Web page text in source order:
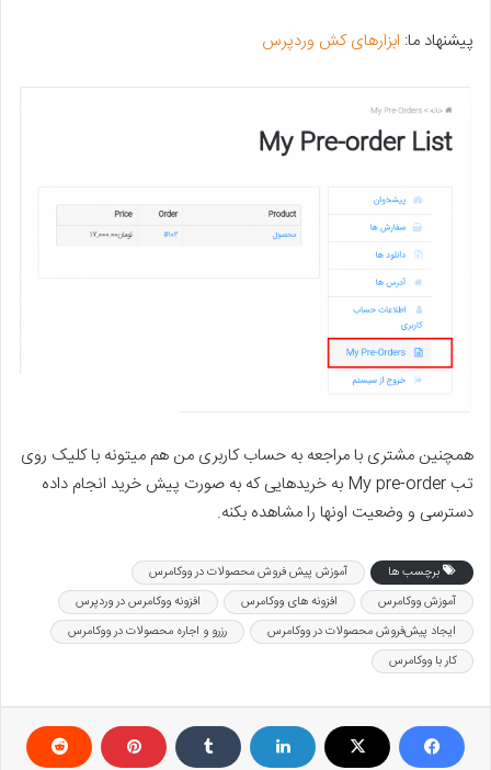
پیشنهاد ما: ابزارهای کش وردپرس
همچنین مشتری با مراجعه به حساب کاربری من هم میتونه با کلیک روی
تب My pre-order به خریدهایی که به صورت پیش خرید انجام داده
دسترسی و وضعیت اونها را مشاهده بکنه.
برچسب ها
آموزش پیش فروش محصولات در ووکامرس
آموزش ووکامرس
افزونه های ووکامرس
افزونه ووکامرس در وردپرس
ایجاد پیش‌فروش محصولات در ووکامرس
رزرو و اجاره محصولات در ووکامرس
کار با ووکامرس